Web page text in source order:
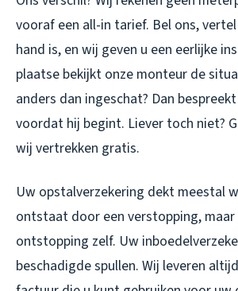
vooraf een all-in tarief. Bel ons,
hand is, en wij geven u een eerlijke
plaatse bekijkt onze monteur de
anders dan ingeschat? Dan
voordat hij begint. Liever toch niet?
wij vertrekken gratis.
Uw opstalverzekering dekt meestal
ontstaat door een verstopping,
ontstopping zelf. Uw
beschadigde spullen. Wij leveren